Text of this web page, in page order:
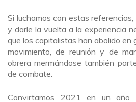
Si luchamos con estas
y darle la vuelta a la experiencia
que los capitalistas han abolido en
movimiento, de reunión y de
obrera mermándose también
de combate.
Convirtamos 2021 en un año